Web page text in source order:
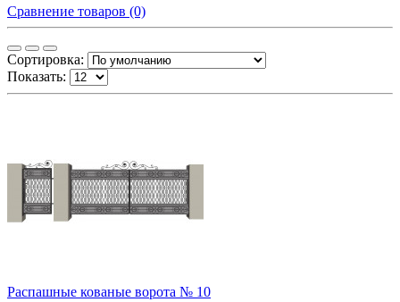
Сравнение товаров (0)
Сортировка:
Показать:
Распашные кованые ворота № 10